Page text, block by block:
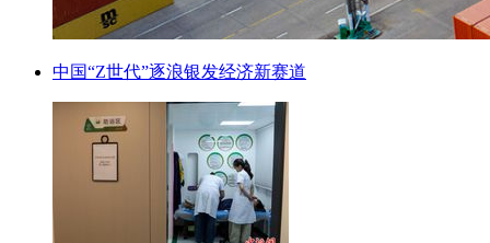
中国“Z世代”逐浪银发经济新赛道